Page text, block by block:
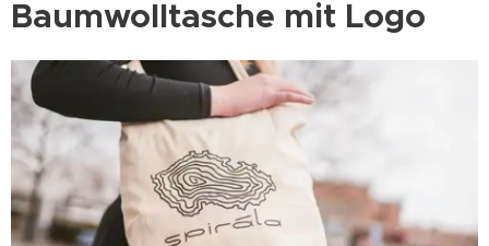
Baumwolltasche mit Logo